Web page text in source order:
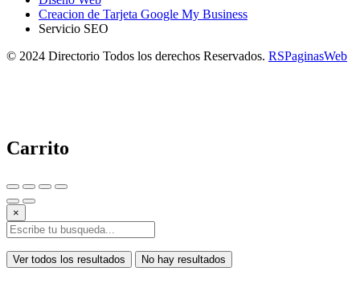
Creacion de Tarjeta Google My Business
Servicio SEO
© 2024 Directorio Todos los derechos Reservados. RSPaginasWeb
Carrito
×
Ver todos los resultados No hay resultados